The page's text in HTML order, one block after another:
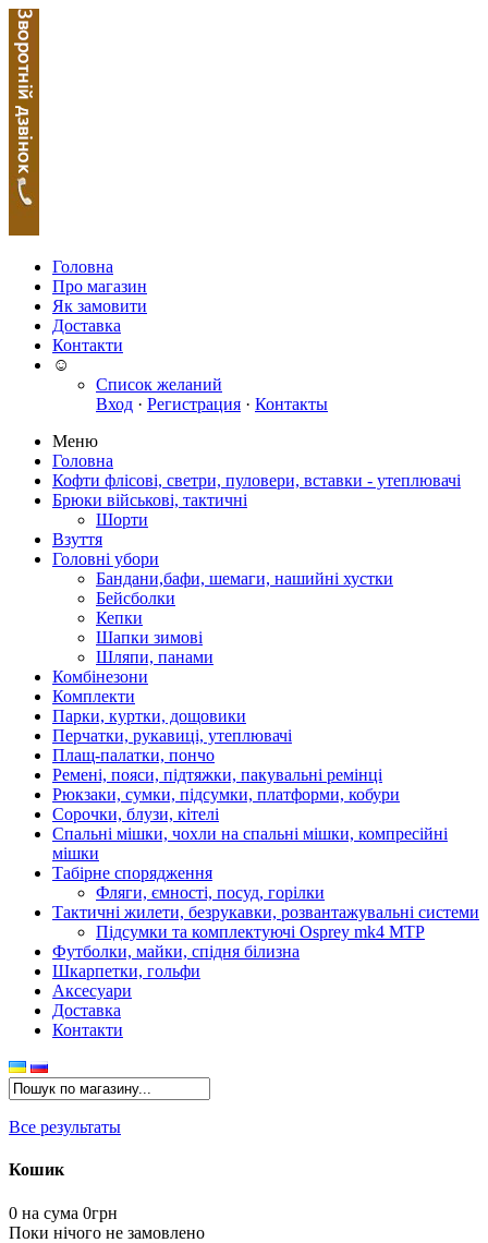
Головна
Про магазин
Як замовити
Доставка
Контакти
☺
Список желаний
Вход · Регистрация · Контакты
Меню
Головна
Кофти флісові, светри, пуловери, вставки - утеплювачі
Брюки військові, тактичні
Шорти
Взуття
Головні убори
Бандани,бафи, шемаги, нашийні хустки
Бейсболки
Кепки
Шапки зимові
Шляпи, панами
Комбінезони
Комплекти
Парки, куртки, дощовики
Перчатки, рукавиці, утеплювачі
Плащ-палатки, пончо
Ремені, пояси, підтяжки, пакувальні ремінці
Рюкзаки, сумки, підсумки, платформи, кобури
Сорочки, блузи, кітелі
Спальні мішки, чохли на спальні мішки, компресійні
мішки
Табірне спорядження
Фляги, ємності, посуд, горілки
Тактичні жилети, безрукавки, розвантажувальні системи
Підсумки та комплектуючі Osprey mk4 MTP
Футболки, майки, спідня білизна
Шкарпетки, гольфи
Аксесуари
Доставка
Контакти
Все результаты
Кошик
0 на сума 0грн
Поки нічого не замовлено